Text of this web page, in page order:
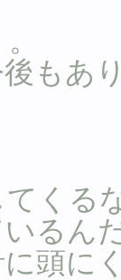
もあ
くる
るん
頭に